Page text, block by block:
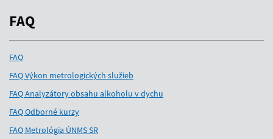
FAQ
FAQ
FAQ Výkon metrologických služieb
FAQ Analyzátory obsahu alkoholu v dychu
FAQ Odborné kurzy
FAQ Metrológia ÚNMS SR